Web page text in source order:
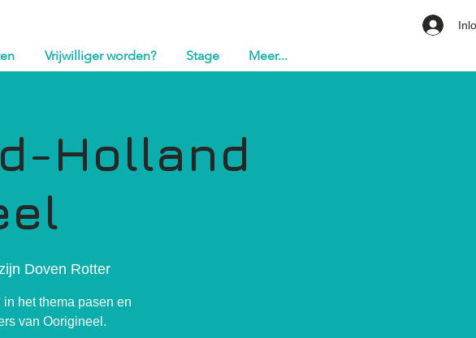
Vrijwilliger worden? Stage Meer...
Holland
Doven Rotter
het thema pasen en
van Oorigineel.